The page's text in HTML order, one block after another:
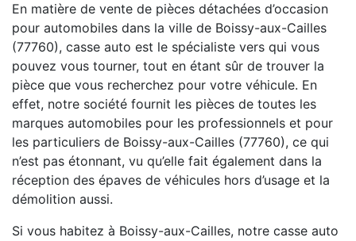
En matière de vente de pièces détachées d’occasion
pour automobiles dans la ville de Boissy-aux-Cailles
(77760), casse auto est le spécialiste vers qui vous
pouvez vous tourner, tout en étant sûr de trouver la
pièce que vous recherchez pour votre véhicule. En
effet, notre société fournit les pièces de toutes les
marques automobiles pour les professionnels et pour
les particuliers de Boissy-aux-Cailles (77760), ce qui
n’est pas étonnant, vu qu’elle fait également dans la
réception des épaves de véhicules hors d’usage et la
démolition aussi.
Si vous habitez à Boissy-aux-Cailles, notre casse auto